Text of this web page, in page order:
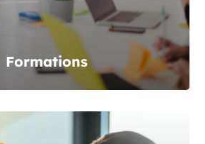
Formations